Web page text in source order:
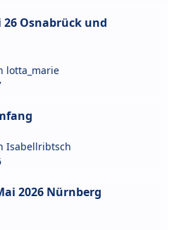
26 Osnabrück und
lotta_marie
Isabellribtsch
2026 Nürnberg